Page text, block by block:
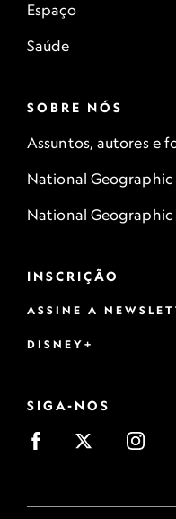
Espaço
Saúde
SOBRE NÓS
Assuntos, autores e
National Geographic
National Geographic
INSCRIÇÃO
ASSINE A
DISNEY+
SIGA-NOS